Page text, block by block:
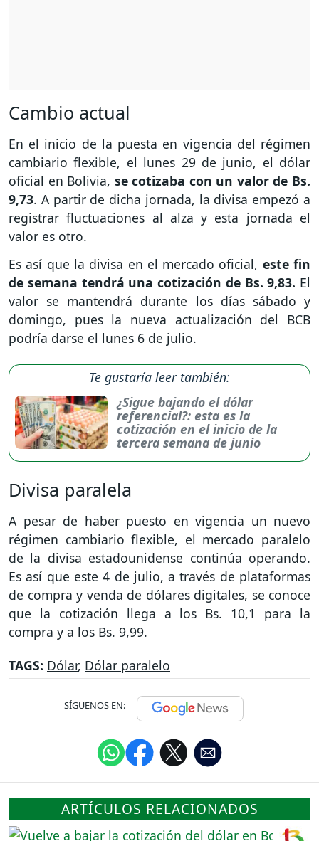
Cambio actual
En el inicio de la puesta en vigencia del régimen
cambiario flexible, el lunes 29 de junio, el dólar
oficial en Bolivia, se cotizaba con un valor de Bs.
9,73. A partir de dicha jornada, la divisa empezó a
registrar fluctuaciones al alza y esta jornada el
valor es otro.
Es así que la divisa en el mercado oficial, este fin
de semana tendrá una cotización de Bs. 9,83. El
valor se mantendrá durante los días sábado y
domingo, pues la nueva actualización del BCB
podría darse el lunes 6 de julio.
Te gustaría leer también:
¿Sigue bajando el dólar
referencial?: esta es la
cotización en el inicio de la
tercera semana de junio
Divisa paralela
A pesar de haber puesto en vigencia un nuevo
régimen cambiario flexible, el mercado paralelo
de la divisa estadounidense continúa operando.
Es así que este 4 de julio, a través de plataformas
de compra y venda de dólares digitales, se conoce
que la cotización llega a los Bs. 10,1 para la
compra y a los Bs. 9,99.
TAGS: Dólar, Dólar paralelo
SÍGUENOS EN:
ARTÍCULOS RELACIONADOS